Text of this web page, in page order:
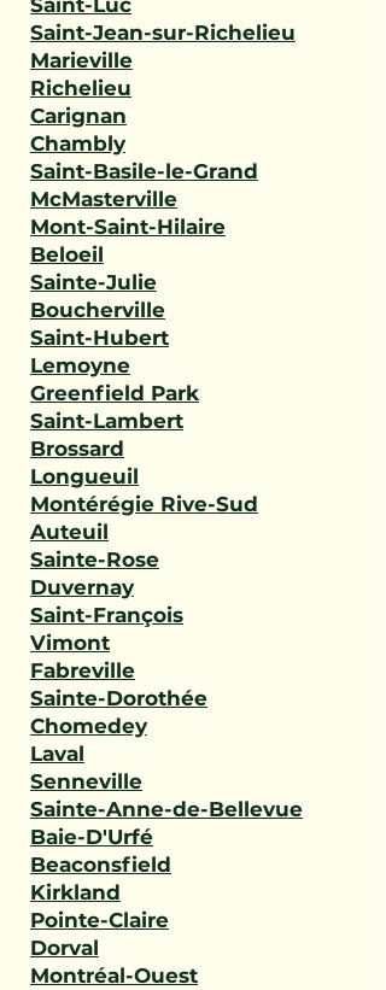
Saint-Luc
Saint-Jean-sur-Richelieu
Marieville
Richelieu
Carignan
Chambly
Saint-Basile-le-Grand
McMasterville
Mont-Saint-Hilaire
Beloeil
Sainte-Julie
Boucherville
Saint-Hubert
Lemoyne
Greenfield Park
Saint-Lambert
Brossard
Longueuil
Montérégie Rive-Sud
Auteuil
Sainte-Rose
Duvernay
Saint-François
Vimont
Fabreville
Sainte-Dorothée
Chomedey
Laval
Senneville
Sainte-Anne-de-Bellevue
Baie-D'Urfé
Beaconsfield
Kirkland
Pointe-Claire
Dorval
Montréal-Ouest